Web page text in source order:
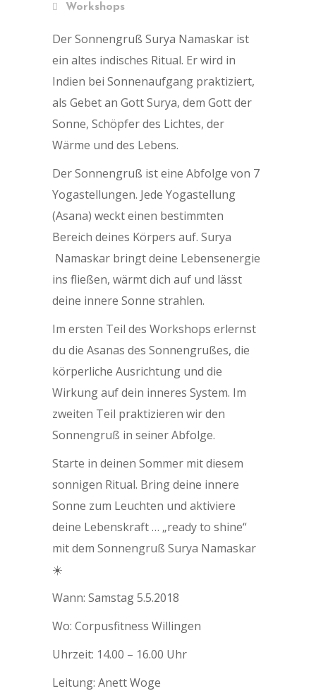
Workshops
Der Sonnengruß Surya Namaskar ist
ein altes indisches Ritual. Er wird in
Indien bei Sonnenaufgang praktiziert,
als Gebet an Gott Surya, dem Gott der
Sonne, Schöpfer des Lichtes, der
Wärme und des Lebens.
Der Sonnengruß ist eine Abfolge von 7
Yogastellungen. Jede Yogastellung
(Asana) weckt einen bestimmten
Bereich deines Körpers auf. Surya
Namaskar bringt deine Lebensenergie
ins fließen, wärmt dich auf und lässt
deine innere Sonne strahlen.
Im ersten Teil des Workshops erlernst
du die Asanas des Sonnengrußes, die
körperliche Ausrichtung und die
Wirkung auf dein inneres System. Im
zweiten Teil praktizieren wir den
Sonnengruß in seiner Abfolge.
Starte in deinen Sommer mit diesem
sonnigen Ritual. Bring deine innere
Sonne zum Leuchten und aktiviere
deine Lebenskraft … „ready to shine“
mit dem Sonnengruß Surya Namaskar
☀️
Wann: Samstag 5.5.2018
Wo: Corpusfitness Willingen
Uhrzeit: 14.00 – 16.00 Uhr
Leitung: Anett Woge